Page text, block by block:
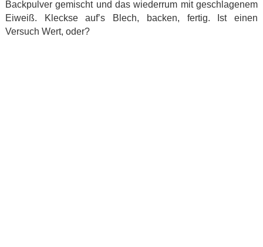
Backpulver gemischt und das wiederrum mit geschlagenem
Eiweiß. Kleckse auf’s Blech, backen, fertig. Ist einen
Versuch Wert, oder?